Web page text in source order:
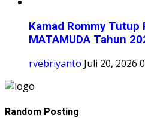
Kamad Rommy Tutup
MATAMUDA Tahun
rvebriyanto Juli 20, 2026 0
Random Posting